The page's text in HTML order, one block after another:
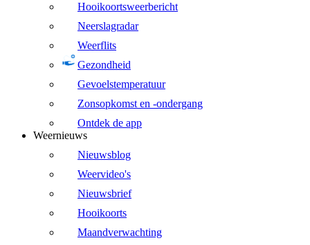
Hooikoortsweerbericht
Neerslagradar
Weerflits
Gezondheid
Gevoelstemperatuur
Zonsopkomst en -ondergang
Ontdek de app
Weernieuws
Nieuwsblog
Weervideo's
Nieuwsbrief
Hooikoorts
Maandverwachting